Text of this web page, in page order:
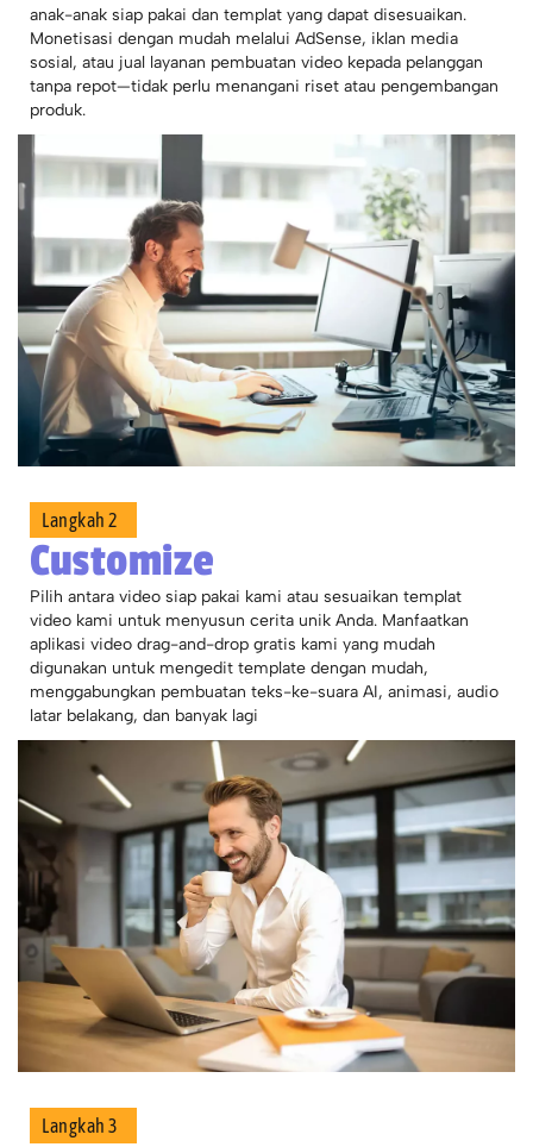
anak-anak siap pakai dan templat yang dapat disesuaikan.
Monetisasi dengan mudah melalui AdSense, iklan media
sosial, atau jual layanan pembuatan video kepada pelanggan
tanpa repot—tidak perlu menangani riset atau pengembangan
produk.
Langkah 2
Customize
Pilih antara video siap pakai kami atau sesuaikan templat
video kami untuk menyusun cerita unik Anda. Manfaatkan
aplikasi video drag-and-drop gratis kami yang mudah
digunakan untuk mengedit template dengan mudah,
menggabungkan pembuatan teks-ke-suara AI, animasi, audio
latar belakang, dan banyak lagi
Langkah 3